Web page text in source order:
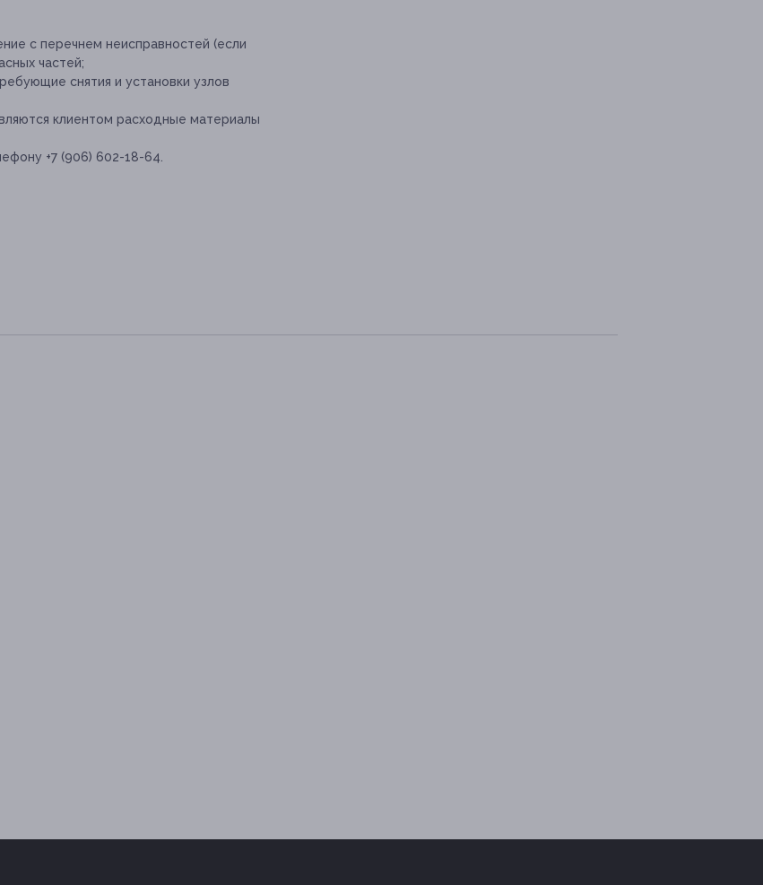
с перечнем неисправностей (если
частей;
снятия и установки узлов
клиентом расходные материалы
+7 (906) 602-18-64.